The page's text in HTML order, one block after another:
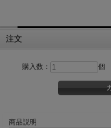
注文
購入数： 個
商品説明